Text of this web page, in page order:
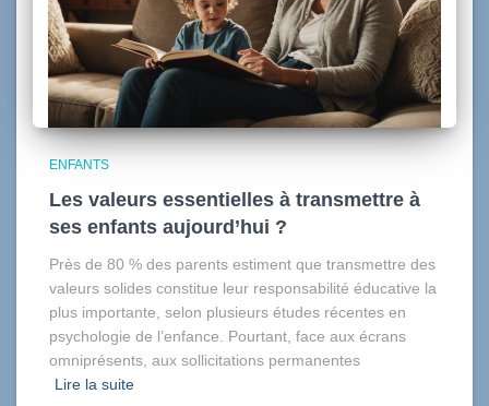
ENFANTS
Les valeurs essentielles à transmettre à
ses enfants aujourd’hui ?
Près de 80 % des parents estiment que transmettre des
valeurs solides constitue leur responsabilité éducative la
plus importante, selon plusieurs études récentes en
psychologie de l’enfance. Pourtant, face aux écrans
omniprésents, aux sollicitations permanentes
Lire la suite